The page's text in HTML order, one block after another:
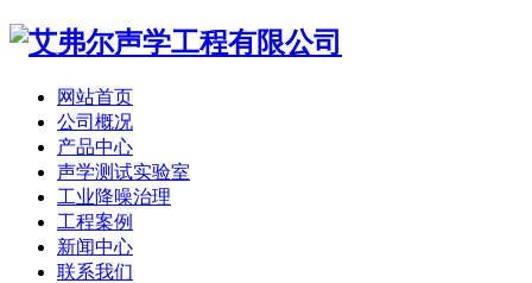
网站首页
公司概况
产品中心
声学测试实验室
工业降噪治理
工程案例
新闻中心
联系我们